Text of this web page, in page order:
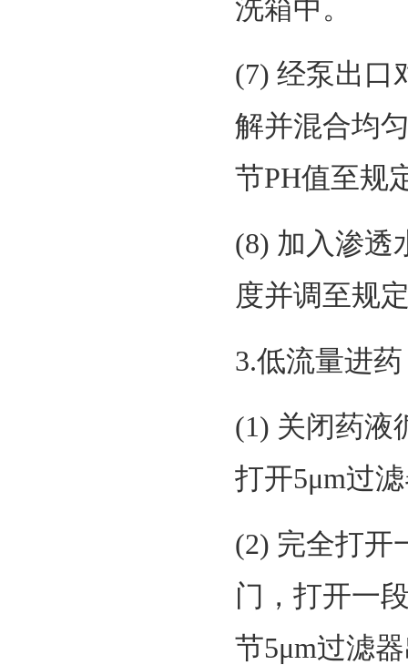
洗箱中。
(7) 经泵出口
解并混合均
节PH值至规
(8) 加入渗透
度并调至规
3.低流量进药
(1) 关闭药液
打开5μm过
(2) 完全打开
门，打开一
节5μm过滤